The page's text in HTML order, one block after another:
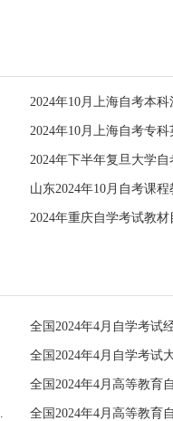
2024年10月上海自考本
2024年10月上海自考专
山东2024年10月自考课
2024年重庆自学考试教材
全国2024年4月自学考试
全国2024年4月高等教育
体系概论试题 全国2024年4月高等教育